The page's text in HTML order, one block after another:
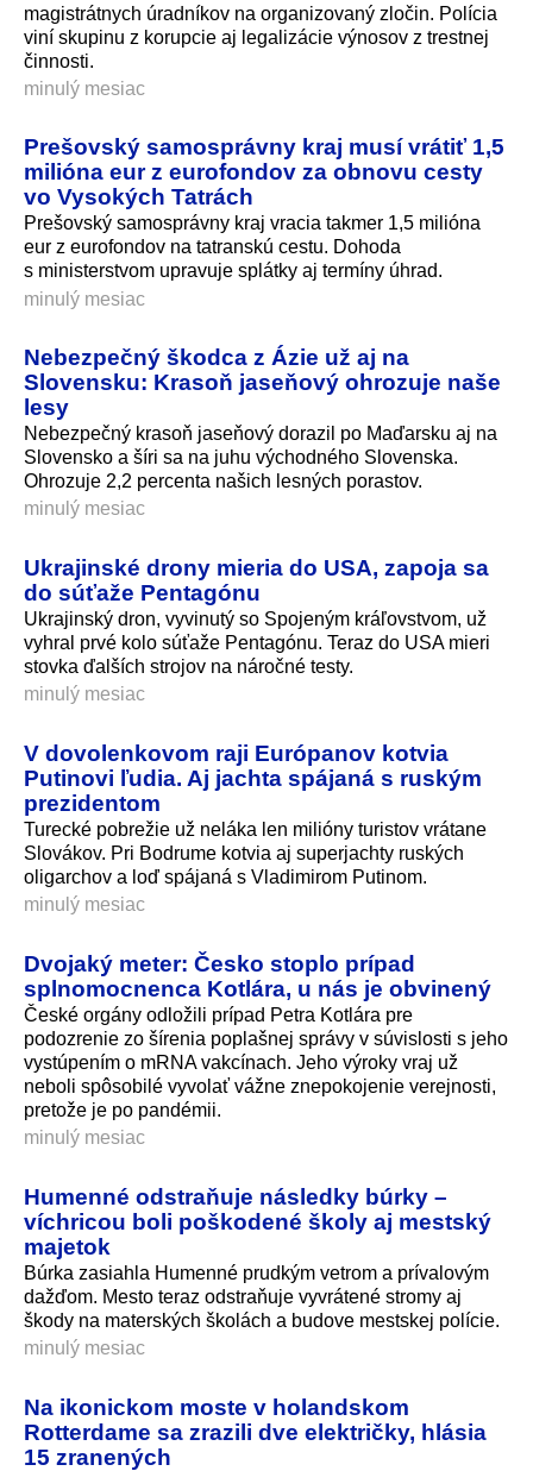
magistrátnych úradníkov na organizovaný zločin. Polícia
viní skupinu z korupcie aj legalizácie výnosov z trestnej
činnosti.
minulý mesiac
Prešovský samosprávny kraj musí vrátiť 1,5
milióna eur z eurofondov za obnovu cesty
vo Vysokých Tatrách
Prešovský samosprávny kraj vracia takmer 1,5 milióna
eur z eurofondov na tatranskú cestu. Dohoda
s ministerstvom upravuje splátky aj termíny úhrad.
minulý mesiac
Nebezpečný škodca z Ázie už aj na
Slovensku: Krasoň jaseňový ohrozuje naše
lesy
Nebezpečný krasoň jaseňový dorazil po Maďarsku aj na
Slovensko a šíri sa na juhu východného Slovenska.
Ohrozuje 2,2 percenta našich lesných porastov.
minulý mesiac
Ukrajinské drony mieria do USA, zapoja sa
do súťaže Pentagónu
Ukrajinský dron, vyvinutý so Spojeným kráľovstvom, už
vyhral prvé kolo súťaže Pentagónu. Teraz do USA mieri
stovka ďalších strojov na náročné testy.
minulý mesiac
V dovolenkovom raji Európanov kotvia
Putinovi ľudia. Aj jachta spájaná s ruským
prezidentom
Turecké pobrežie už neláka len milióny turistov vrátane
Slovákov. Pri Bodrume kotvia aj superjachty ruských
oligarchov a loď spájaná s Vladimirom Putinom.
minulý mesiac
Dvojaký meter: Česko stoplo prípad
splnomocnenca Kotlára, u nás je obvinený
České orgány odložili prípad Petra Kotlára pre
podozrenie zo šírenia poplašnej správy v súvislosti s jeho
vystúpením o mRNA vakcínach. Jeho výroky vraj už
neboli spôsobilé vyvolať vážne znepokojenie verejnosti,
pretože je po pandémii.
minulý mesiac
Humenné odstraňuje následky búrky –
víchricou boli poškodené školy aj mestský
majetok
Búrka zasiahla Humenné prudkým vetrom a prívalovým
dažďom. Mesto teraz odstraňuje vyvrátené stromy aj
škody na materských školách a budove mestskej polície.
minulý mesiac
Na ikonickom moste v holandskom
Rotterdame sa zrazili dve električky, hlásia
15 zranených